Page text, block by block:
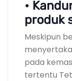
•
produk
Meskipun
pada
tertentu